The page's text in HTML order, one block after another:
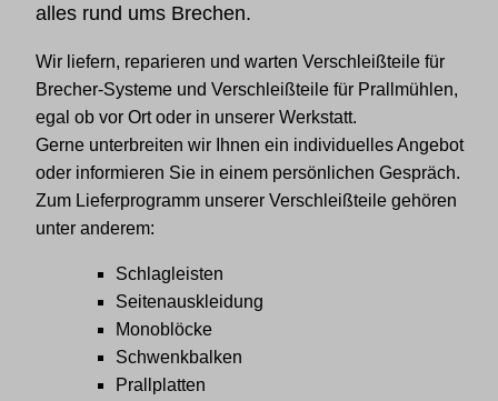
alles rund ums Brechen.
Wir liefern, reparieren und warten Verschleißteile für
Brecher-Systeme und Verschleißteile für Prallmühlen,
egal ob vor Ort oder in unserer Werkstatt.
Gerne unterbreiten wir Ihnen ein individuelles Angebot
oder informieren Sie in einem persönlichen Gespräch.
Zum Lieferprogramm unserer Verschleißteile gehören
unter anderem:
Schlagleisten
Seitenauskleidung
Monoblöcke
Schwenkbalken
Prallplatten